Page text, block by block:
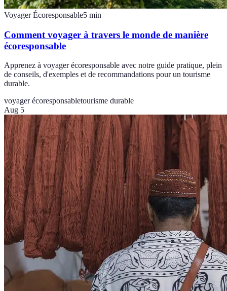
Voyager Écoresponsable5 min
Comment voyager à travers le monde de manière
écoresponsable
Apprenez à voyager écoresponsable avec notre guide pratique, plein
de conseils, d'exemples et de recommandations pour un tourisme
durable.
voyager écoresponsabletourisme durable
Aug 5